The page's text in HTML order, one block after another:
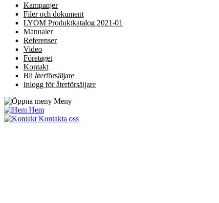
Kampanjer
Filer och dokument
LYOM Produktkatalog 2021-01
Manualer
Referenser
Video
Företaget
Kontakt
Bli återförsäljare
Inlogg för återförsäljare
Meny
Hem
Kontakta oss